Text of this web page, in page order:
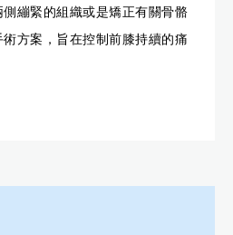
繃緊的組織或是矯正有關骨骼
方案，旨在控制前膝持續的痛